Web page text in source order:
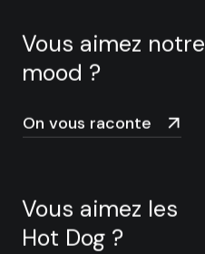
Vous aimez notre
mood ?
On vous raconte
Vous aimez les
Hot Dog ?